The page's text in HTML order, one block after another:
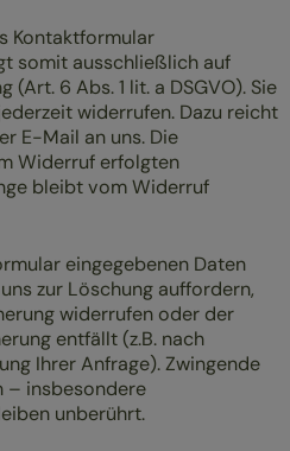
Kontaktformular
somit ausschließlich auf
(Art. 6 Abs. 1 lit. a DSGVO). Sie
widerrufen. Dazu reicht
E-Mail an uns. Die
Widerruf erfolgten
bleibt vom Widerruf
eingegebenen Daten
zur Löschung auffordern,
widerrufen oder der
entfällt (z.B. nach
Ihrer Anfrage). Zwingende
– insbesondere
unberührt.